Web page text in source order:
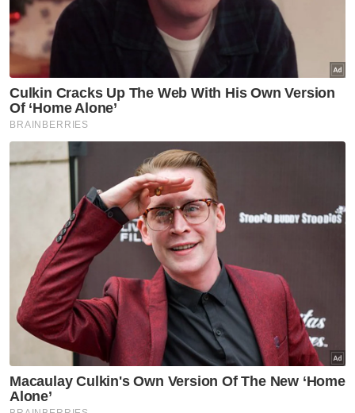
dan kata-kata berunsur fitnah, serta daripada
menerbitkan atau menyebabkan penerbitan
semula kenyataan tersebut.
Muat turun aplikasi Sinar Harian.Klik di sini!